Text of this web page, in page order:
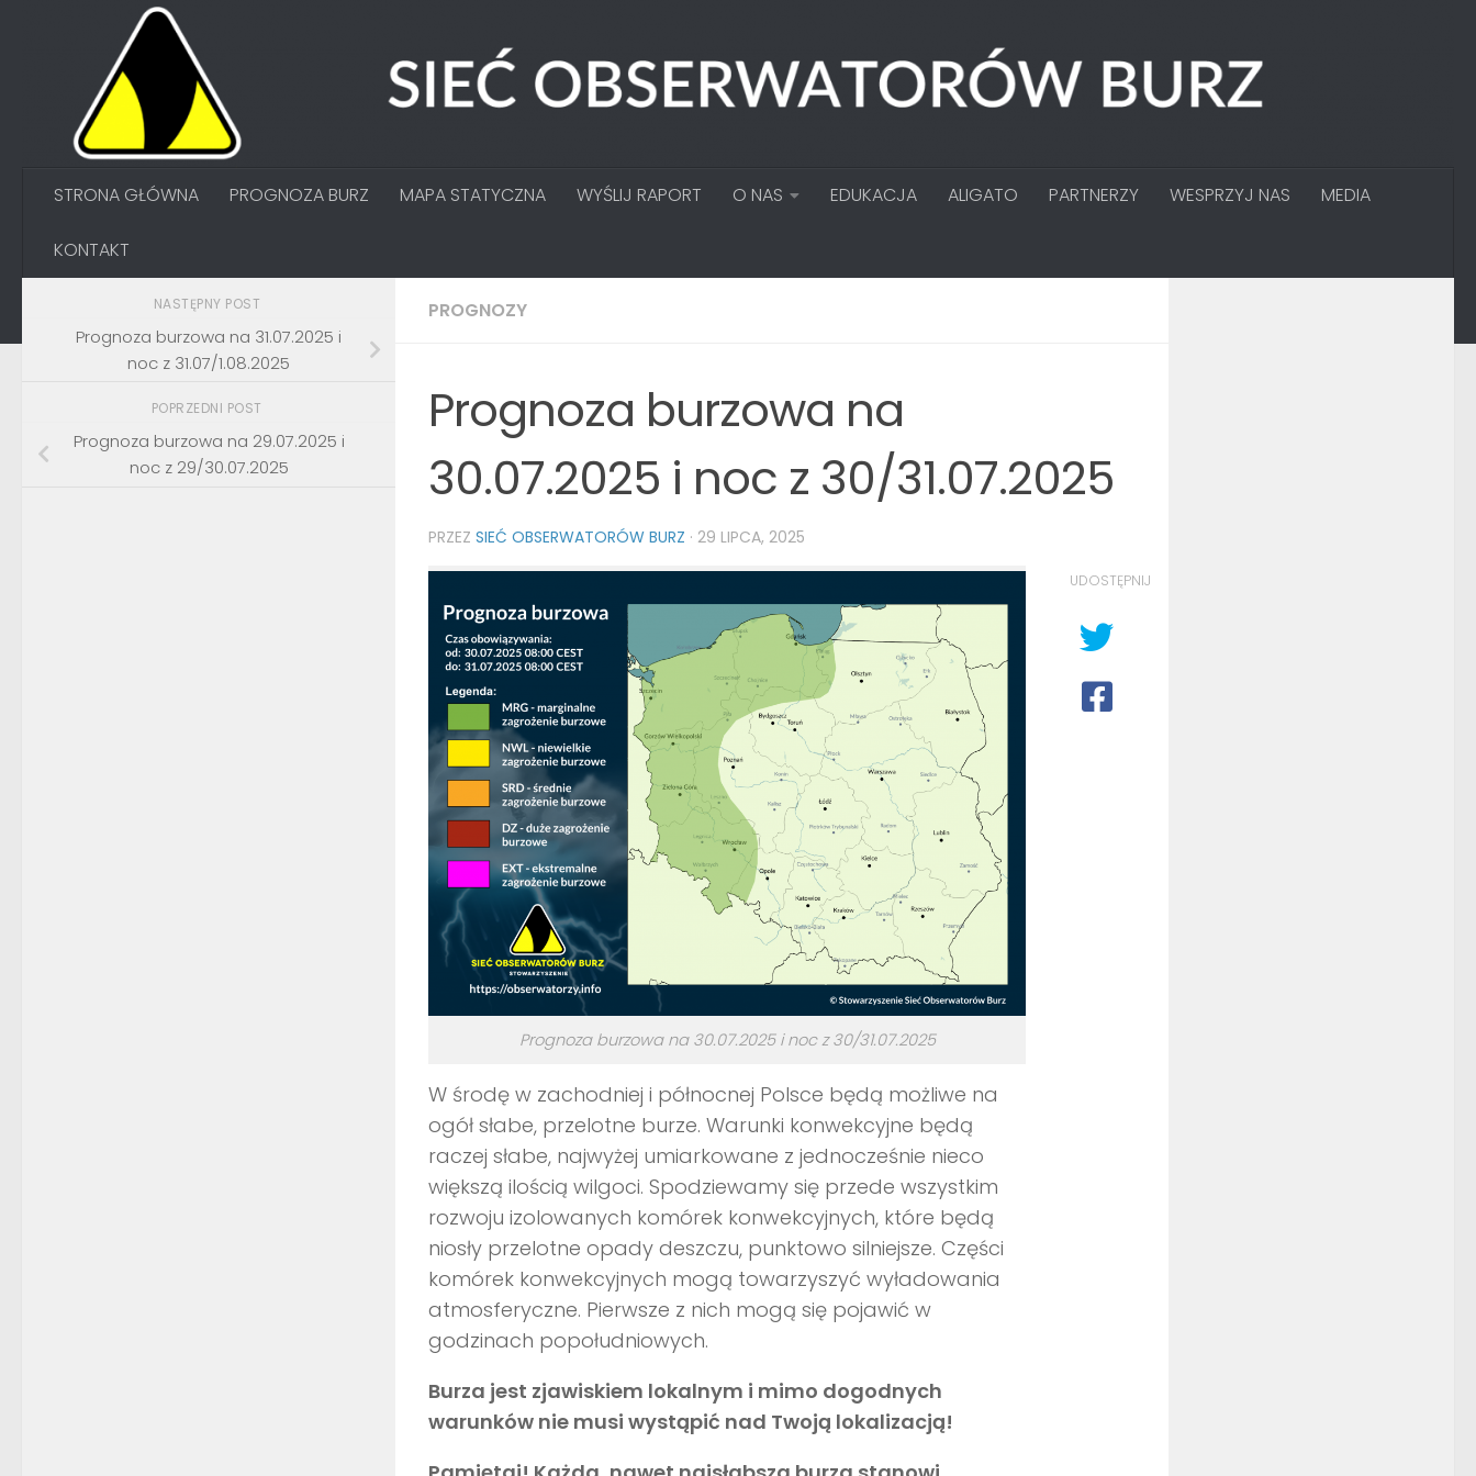
Przejdź do treści
STRONA GŁÓWNA PROGNOZA BURZ MAPA STATYCZNA WYŚLIJ RAPORT O NAS EDUKACJA ALIGATO PARTNERZY WESPRZYJ NAS MEDIA
KONTAKT
PROGNOZY
Prognoza burzowa na
30.07.2025 i noc z 30/31.07.2025
PRZEZ SIEĆ OBSERWATORÓW BURZ · 29 LIPCA, 2025
Prognoza burzowa na 30.07.2025 i noc z 30/31.07.2025
W środę w zachodniej i północnej Polsce będą możliwe na
ogół słabe, przelotne burze. Warunki konwekcyjne będą
raczej słabe, najwyżej umiarkowane z jednocześnie nieco
większą ilością wilgoci. Spodziewamy się przede wszystkim
rozwoju izolowanych komórek konwekcyjnych, które będą
niosły przelotne opady deszczu, punktowo silniejsze. Części
komórek konwekcyjnych mogą towarzyszyć wyładowania
atmosferyczne. Pierwsze z nich mogą się pojawić w
godzinach popołudniowych.
Burza jest zjawiskiem lokalnym i mimo dogodnych
warunków nie musi wystąpić nad Twoją lokalizacją!
UDOSTĘPNIJ
NASTĘPNY POST
Prognoza burzowa na 31.07.2025 i
noc z 31.07/1.08.2025
POPRZEDNI POST
Prognoza burzowa na 29.07.2025 i
noc z 29/30.07.2025